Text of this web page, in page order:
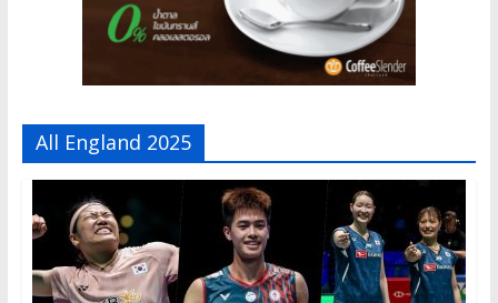
All England 2025